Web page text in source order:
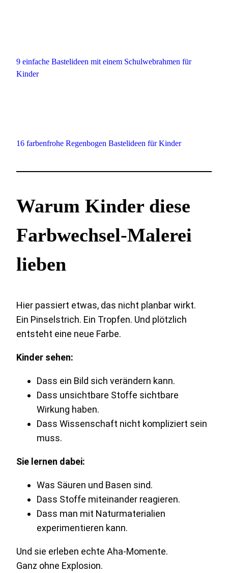
9 einfache Bastelideen mit einem Schulwebrahmen für
Kinder
16 farbenfrohe Regenbogen Bastelideen für Kinder
Warum Kinder diese
Farbwechsel-Malerei
lieben
Hier passiert etwas, das nicht planbar wirkt.
Ein Pinselstrich. Ein Tropfen. Und plötzlich
entsteht eine neue Farbe.
Kinder sehen:
Dass ein Bild sich verändern kann.
Dass unsichtbare Stoffe sichtbare
Wirkung haben.
Dass Wissenschaft nicht kompliziert sein
muss.
Sie lernen dabei:
Was Säuren und Basen sind.
Dass Stoffe miteinander reagieren.
Dass man mit Naturmaterialien
experimentieren kann.
Und sie erleben echte Aha-Momente.
Ganz ohne Explosion.